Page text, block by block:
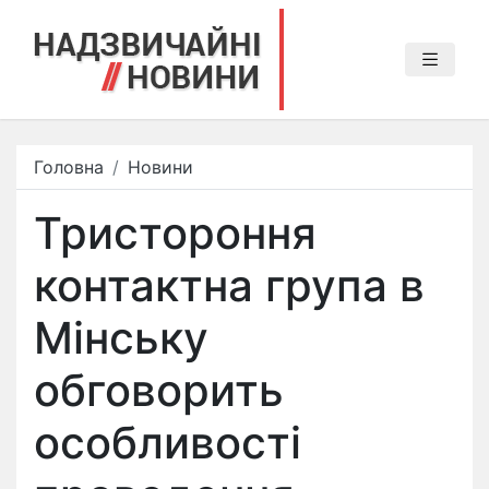
Головна Новини
Тристороння
контактна група в
Мінську
обговорить
особливості